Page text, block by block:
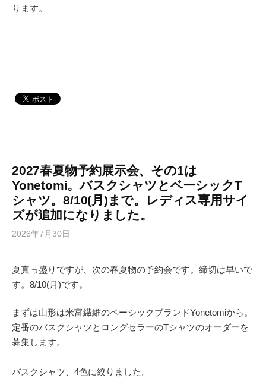
ります。
2027春夏物予約展示会、その1は
Yonetomi。バスクシャツとベーシックT
シャツ。8/10(月)まで。レディス専用サイ
ズが追加になりました。
2026年7月30日
夏真っ盛りですが、次の春夏物の予約会です。締切は早いで
す。8/10(月)です。
まずは山形は米富繊維のベーシックブランドYonetomiから。
定番のバスクシャツとロングセラーのTシャツのオーダーを
募集します。
バスクシャツ、4色に絞りました。